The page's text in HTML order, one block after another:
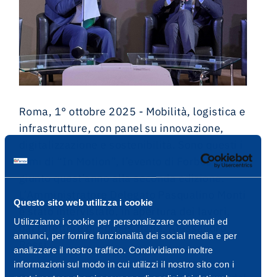
Questo sito web utilizza i cookie
Utilizziamo i cookie per personalizzare contenuti ed
annunci, per fornire funzionalità dei social media e per
analizzare il nostro traffico. Condividiamo inoltre
informazioni sul modo in cui utilizzi il nostro sito con i
Roma, 1° ottobre 2025 - Mobilità, logistica e
infrastrutture, con panel su innovazione,
temi di “In Motion”, l’evento di Forbes Italia
giunto quest’anno alla seconda edizione.
è stato intervistato, in apertura dei lavori,
dal Direttore di Forbes Italia, Alessandro
Rossi.